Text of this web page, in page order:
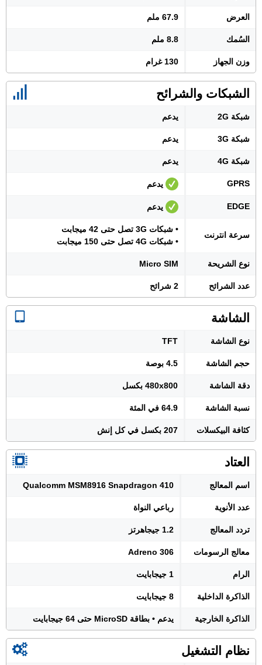
العرض 67.9 ملم
السُمك 8.8 ملم
وزن الجهاز 130 غرام
الشبكات والشرائح
شبكة 2G يدعم
شبكة 3G يدعم
شبكة 4G يدعم
GPRS يدعم
EDGE يدعم
سرعة انترنت
• شبكات 3G تصل حتى 42 ميجابت
• شبكات 4G تصل حتى 150 ميجابت
نوع الشريحة Micro SIM
عدد الشرائح 2 شرائح
الشاشة
نوع الشاشة TFT
حجم الشاشة 4.5 بوصة
دقة الشاشة 480x800 بكسل
نسبة الشاشة 64.9 في المئة
كثافة البيكسلات 207 بكسل في كل إنش
العتاد
اسم المعالج Qualcomm MSM8916 Snapdragon 410
عدد الأنوية رباعي النواة
تردد المعالج 1.2 جيجاهرتز
معالج الرسومات Adreno 306
الرام 1 جيجابايت
الذاكرة الداخلية 8 جيجابايت
الذاكرة الخارجية يدعم • بطاقة MicroSD حتى 64 جيجابايت
نظام التشغيل